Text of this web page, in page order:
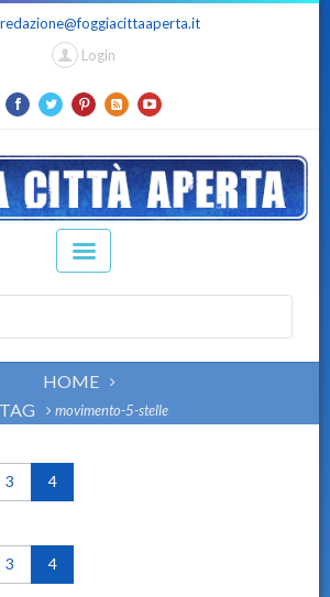
redazione@foggiacittaaperta.it
Login
HOME
TAG
movimento-5-stelle
3 4
3 4